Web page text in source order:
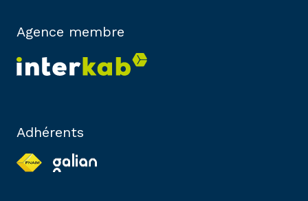
Agence membre
Adhérents